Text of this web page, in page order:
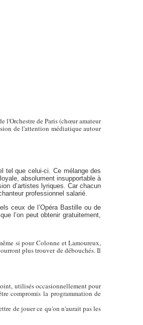
l'Orchestre de Paris (chœur amateur
de l'attention médiatique autour
tel que celui-ci. Ce mélange des
absolument insupportable à
d’artistes lyriques. Car chacun
professionnel salarié.
ceux de l’Opéra Bastille ou de
l’on peut obtenir gratuitement,
si pour Colonne et Lamoureux,
plus trouver de débouchés. Il
utilisés occasionnellement pour
compromis la programmation de
de jouer ce qu'on n'aurait pas les